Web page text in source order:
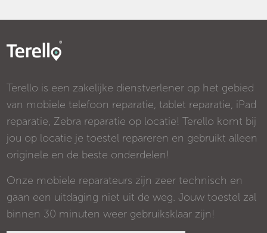
Terello is een zakelijke dienstverlener op het gebied
van mobiele telefoon reparatie, tablet reparatie, iPad
reparatie, Zebra reparatie op locatie! Terello komt bij
jou op locatie je toestel repareren en gebruikt alleen
originele en de beste onderdelen!
Onze mobiele reparateurs zijn zeer technisch en
gaan een uitdaging niet uit de weg. Jouw toestel zal
binnen 30 minuten weer gebruiksklaar zijn!